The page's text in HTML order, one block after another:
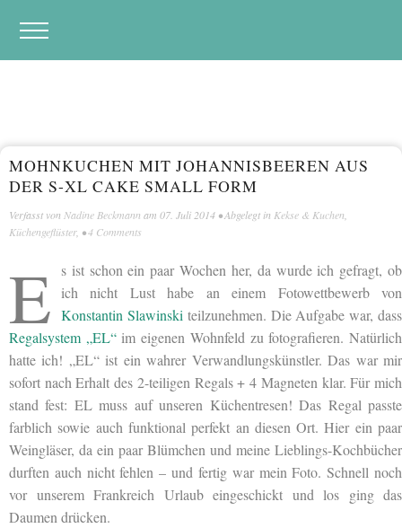
MOHNKUCHEN MIT JOHANNISBEEREN AUS
DER S-XL CAKE SMALL FORM
Verfasst von Nadine Beckmann am 07. Juli 2014 • Abgelegt in Kekse & Kuchen
Küchengeflüster, •4 Comments
E
s ist schon ein paar Wochen her, da wurde ich gefragt, ob
ich nicht Lust habe an einem Fotowettbewerb von
Konstantin Slawinski teilzunehmen. Die Aufgabe war, dass
Regalsystem „EL“im eigenen Wohnfeld zu fotografieren. Natürlich
hatte ich! „EL“ ist ein wahrer Verwandlungskünstler. Das war mir
sofort nach Erhalt des 2-teiligen Regals + 4 Magneten klar. Für mich
stand fest: EL muss auf unseren Küchentresen! Das Regal passte
farblich sowie auch funktional perfekt an diesen Ort. Hier ein paar
Weingläser, da ein paar Blümchen und meine Lieblings-Kochbücher
durften auch nicht fehlen – und fertig war mein Foto. Schnell noch
vor unserem Frankreich Urlaub eingeschickt und los ging das
Daumen drücken.